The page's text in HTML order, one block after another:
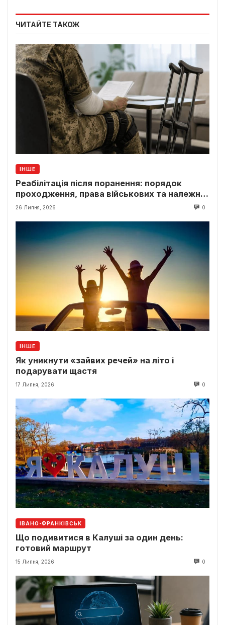
ЧИТАЙТЕ ТАКОЖ
ІНШЕ
Реабілітація після поранення: порядок
проходження, права військових та належні
виплати
26 Липня, 2026 0
ІНШЕ
Як уникнути «зайвих речей» на літо і
подарувати щастя
17 Липня, 2026 0
ІВАНО-ФРАНКІВСЬК
Що подивитися в Калуші за один день:
готовий маршрут
15 Липня, 2026 0